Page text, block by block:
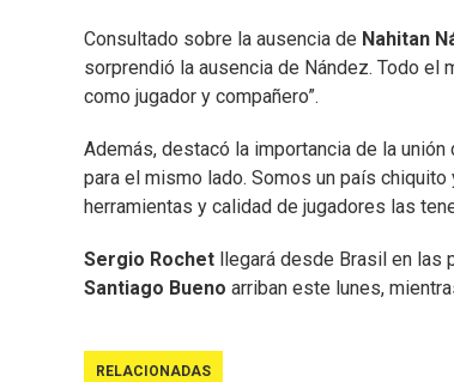
Consultado sobre la ausencia de Nahitan
sorprendió la ausencia de Nández. Todo el
como jugador y compañero”.
Además, destacó la importancia de la
para el mismo lado. Somos un país
herramientas y calidad de jugadores las
Sergio Rochet llegará desde Brasil en las
Santiago Bueno arriban este lunes,
RELACIONADAS